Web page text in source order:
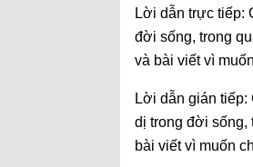
Lời dẫn trực tiếp:
đời sống, trong
và bài viết vì
Lời dẫn gián
dị trong đời sống,
bài viết vì muốn